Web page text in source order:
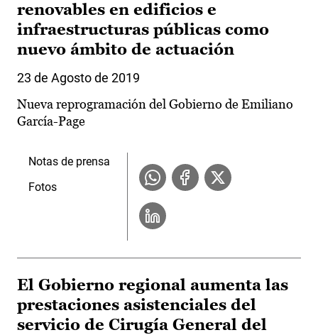
renovables en edificios e
infraestructuras públicas como
nuevo ámbito de actuación
23 de Agosto de 2019
Nueva reprogramación del Gobierno de Emiliano
García-Page
Notas de prensa
Fotos
El Gobierno regional aumenta las
prestaciones asistenciales del
servicio de Cirugía General del